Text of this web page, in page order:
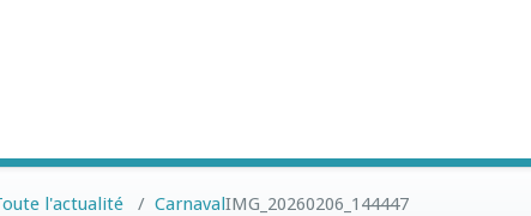
l'actualité / CarnavalIMG_20260206_144447